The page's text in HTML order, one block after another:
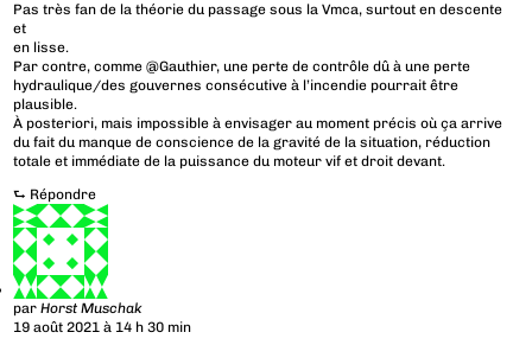
Pas très fan de la théorie du passage sous la Vmca, surtout en descente
et
en lisse.
Par contre, comme @Gauthier, une perte de contrôle dû à une perte
hydraulique/des gouvernes consécutive à l’incendie pourrait être
plausible.
À posteriori, mais impossible à envisager au moment précis où ça arrive
du fait du manque de conscience de la gravité de la situation, réduction
totale et immédiate de la puissance du moteur vif et droit devant.
⮑ Répondre
parHorst Muschak
19 août 2021 à 14 h 30 min